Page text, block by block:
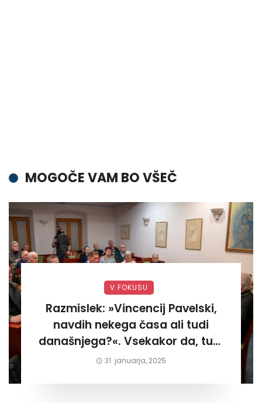
MOGOČE VAM BO VŠEČ
V FOKUSU
Razmislek: »Vincencij Pavelski,
navdih nekega časa ali tudi
današnjega?«. Vsekakor da, tudi
današnjega«
31. januarja, 2025